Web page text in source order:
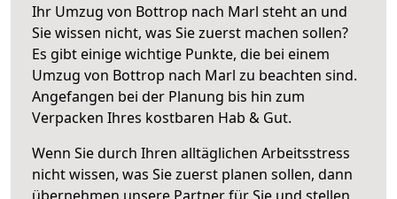
Ihr Umzug von Bottrop nach Marl steht an und
Sie wissen nicht, was Sie zuerst machen sollen?
Es gibt einige wichtige Punkte, die bei einem
Umzug von Bottrop nach Marl zu beachten sind.
Angefangen bei der Planung bis hin zum
Verpacken Ihres kostbaren Hab & Gut.
Wenn Sie durch Ihren alltäglichen Arbeitsstress
nicht wissen, was Sie zuerst planen sollen, dann